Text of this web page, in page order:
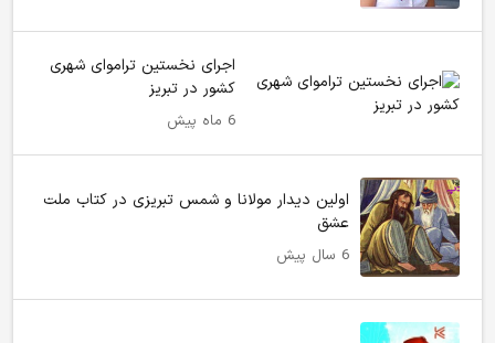
اجرای نخستین تراموای شهری
کشور در تبریز
6 ماه پیش
اولین دیدار مولانا و شمس تبریزی در کتاب ملت
عشق
6 سال پیش